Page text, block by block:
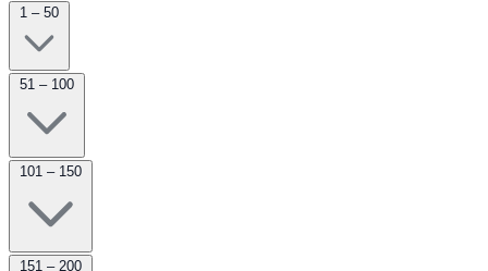
1 – 50
51 – 100
101 – 150
151 – 200